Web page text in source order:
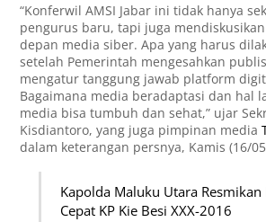
“Konferwil AMSI Jabar ini tidak hanya
pengurus baru, tapi juga
depan media siber. Apa yang harus
setelah Pemerintah mengesahkan
mengatur tanggung jawab platform
Bagaimana media beradaptasi dan hal
media bisa tumbuh dan sehat,” ujar
Kisdiantoro, yang juga pimpinan media
dalam keterangan persnya, Kamis (16/
Kapolda Maluku Utara Resmikan
Cepat KP Kie Besi XXX-2016